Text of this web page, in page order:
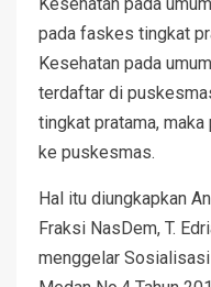
pada faskes tingkat
Kesehatan pada
terdaftar di
tingkat pratama,
ke puskesmas.
Hal itu diungkapkan
Fraksi NasDem, T.
menggelar